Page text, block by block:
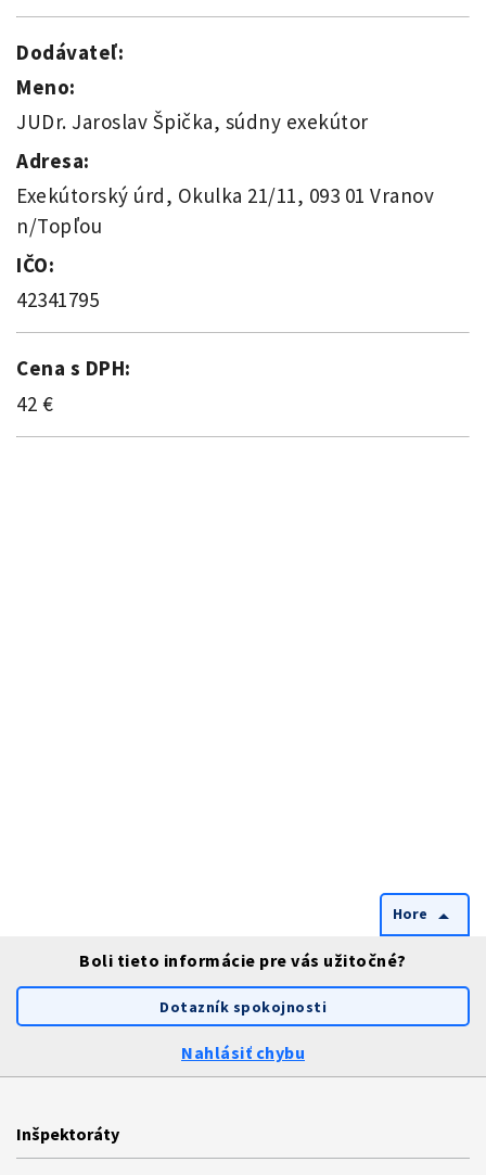
Dodávateľ:
Meno:
JUDr. Jaroslav Špička, súdny exekútor
Adresa:
Exekútorský úrd, Okulka 21/11, 093 01 Vranov
n/Topľou
IČO:
42341795
Cena s DPH:
42 €
Hore arrow_drop_up
Boli tieto informácie pre vás užitočné?
Dotazník spokojnosti
Nahlásiť chybu
Inšpektoráty